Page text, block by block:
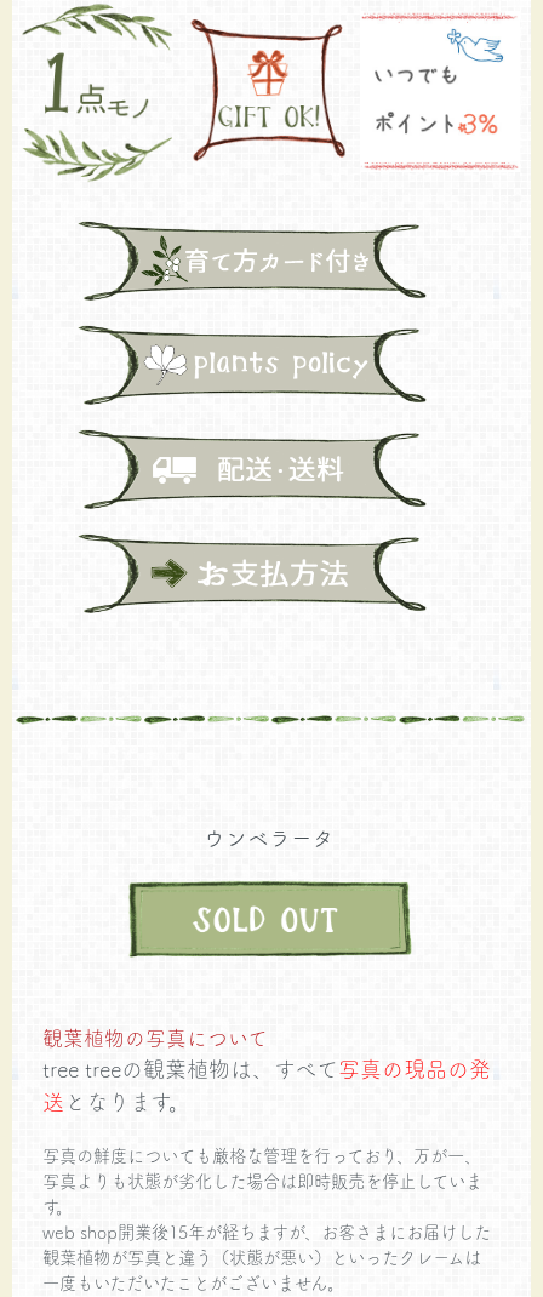
ウンベラータ
観葉植物の写真について
tree treeの観葉植物は、すべて写真の現品の発
送 となります。
写真の鮮度についても厳格な管理を行っており、万が一、
写真よりも状態が劣化した場合は即時販売を停止していま
す。
web shop開業後15年が経ちますが、お客さまにお届けした
観葉植物が写真と違う（状態が悪い）といったクレームは
一度もいただいたことがございません。